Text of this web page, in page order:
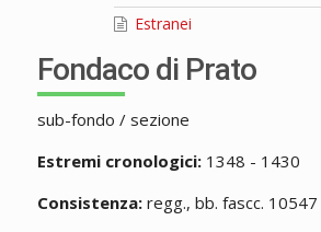
Estranei
Fondaco di Prato
sub-fondo / sezione
Estremi cronologici:1348 - 1430
Consistenza:regg., bb. fascc. 10547